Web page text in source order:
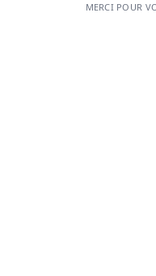
MERCI POUR